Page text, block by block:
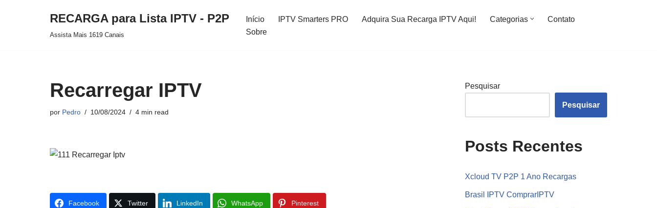
RECARGA para Lista IPTV - P2P
Assista Mais 1619 Canais
Início IPTV Smarters PRO Adquira Sua Recarga IPTV Aqui! Categorias
Contato
Sobre
Recarregar IPTV
por Pedro 10/08/2024 4 min read
Facebook Twitter LinkedIn WhatsApp Pinterest
Pesquisar
Pesquisar
Posts Recentes
Xcloud TV P2P 1 Ano Recargas
Brasil IPTV ComprarIPTV